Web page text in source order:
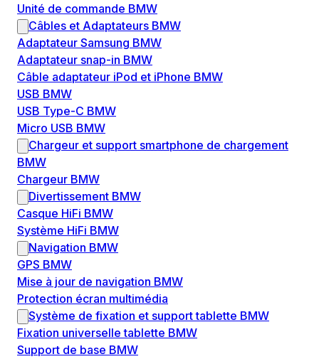
Unité de commande BMW
Câbles et Adaptateurs BMW
Adaptateur Samsung BMW
Adaptateur snap-in BMW
Câble adaptateur iPod et iPhone BMW
USB BMW
USB Type-C BMW
Micro USB BMW
Chargeur et support smartphone de chargement
BMW
Chargeur BMW
Divertissement BMW
Casque HiFi BMW
Système HiFi BMW
Navigation BMW
GPS BMW
Mise à jour de navigation BMW
Protection écran multimédia
Système de fixation et support tablette BMW
Fixation universelle tablette BMW
Support de base BMW